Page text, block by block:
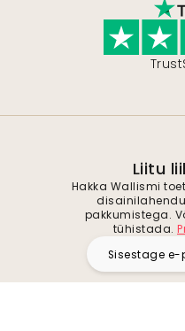
Liitu
Hakka Wallismi
pakkumistega.
tühistada.